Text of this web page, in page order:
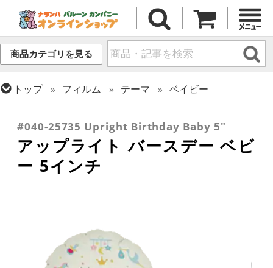
商品カテゴリを見る
トップ フィルム テーマ
ベイビー
#040-25735 Upright Birthday Baby 5"
アップライト バースデー ベビ
ー 5インチ